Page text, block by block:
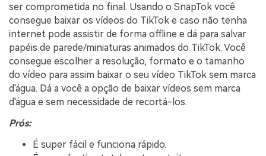
ser comprometida no final. Usando o SnapTok você
consegue baixar os vídeos do TikTok e caso não tenha
internet pode assistir de forma offline e dá para salvar
papéis de parede/miniaturas animados do TikTok. Você
consegue escolher a resolução, formato e o tamanho
do vídeo para assim baixar o seu vídeo TikTok sem marca
d'água. Dá a você a opção de baixar vídeos sem marca
d'água e sem necessidade de recortá-los.
Prós:
É super fácil e funciona rápido.